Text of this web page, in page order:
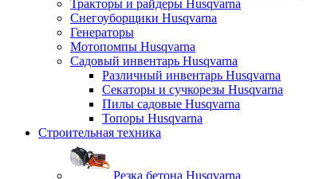
Тракторы и райдеры Husqvarna
Снегоуборщики Husqvarna
Генераторы
Мотопомпы Husqvarna
Садовый инвентарь Husqvarna
Различный инвентарь Husqvarna
Секаторы и сучкорезы Husqvarna
Пилы садовые Husqvarna
Топоры Husqvarna
Строительная техника
Резка бетона Husqvarna